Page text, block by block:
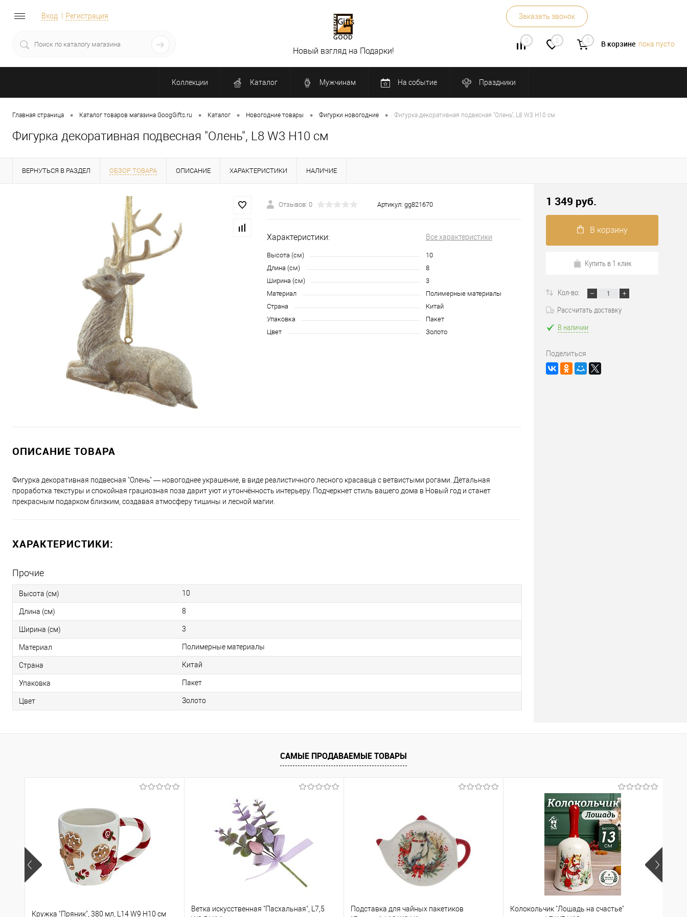
Вход Регистрация Заказать звонок
0 0 0 В корзине пока пусто
Новый взгляд на Подарки!
Коллекции Каталог Мужчинам На событие Праздники
Главная страница • Каталог товаров магазина GoogGifts.ru • Каталог • Новогодние товары • Фигурки новогодние • Фигурка декоративная подвесная "Олень", L8 W3 H10 см
Фигурка декоративная подвесная "Олень", L8 W3 H10 см
ВЕРНУТЬСЯ В РАЗДЕЛ ОБЗОР ТОВАРА ОПИСАНИЕ ХАРАКТЕРИСТИКИ НАЛИЧИЕ
Отзывов: 0 Артикул: gg821670
Характеристики: Все характеристики
Высота (см)
10
Длина (см)
8
Ширина (см)
3
Материал
Полимерные материалы
Страна
Китай
Упаковка
Пакет
Цвет
Золото
ОПИСАНИЕ ТОВАРА
Фигурка декоративная подвесная "Олень" — новогоднее украшение, в виде реалистичного лесного красавца с ветвистыми рогами. Детальная
проработка текстуры и спокойная грациозная поза дарит уют и утончённость интерьеру. Подчеркнет стиль вашего дома в Новый год и станет
прекрасным подарком близким, создавая атмосферу тишины и лесной магии.
ХАРАКТЕРИСТИКИ:
Прочие
Высота (см) 10
Длина (см) 8
Ширина (см) 3
Материал Полимерные материалы
Страна Китай
Упаковка Пакет
Цвет Золото
1 349 руб.
В корзину
Купить в 1 клик
Кол-во:
Рассчитать доставку
В наличии
Поделиться
САМЫЕ ПРОДАВАЕМЫЕ ТОВАРЫ
Кружка "Пряник", 380 мл, L14 W9 H10 см
Ветка искусственная "Пасхальная", L7,5
Подставка для чайных пакетиков
Колокольчик "Лошадь на счастье"